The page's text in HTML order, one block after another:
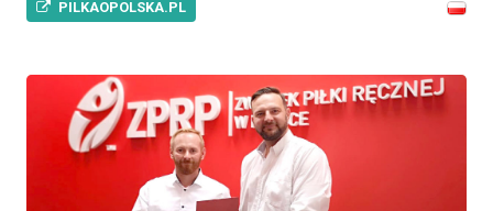
PILKAOPOLSKA.PL